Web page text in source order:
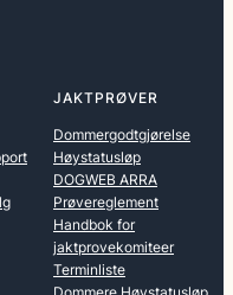
JAKTPRØVER
Dommergodtgjørelse
Høystatusløp
DOGWEB ARRA
Prøvereglement
Handbok for
jaktprovekomiteer
Terminliste